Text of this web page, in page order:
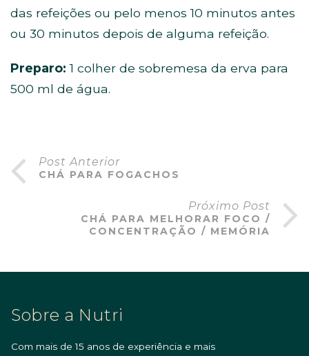
das refeições ou pelo menos 10 minutos antes
ou 30 minutos depois de alguma refeição.
Preparo: 1 colher de sobremesa da erva para
500 ml de água.
Post Anterior
CHÁ PARA FOGACHOS
Próximo Post
CHÁ PARA MELHORAR FOCO /
CONCENTRAÇÃO / MEMÓRIA
Sobre a Nutri
Com mais de 15 anos de experiência e mais